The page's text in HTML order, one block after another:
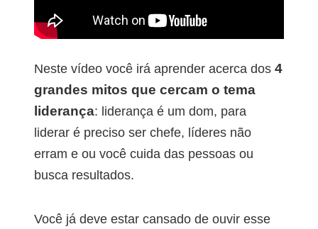
Neste vídeo você irá aprender acerca dos 4
grandes mitos que cercam o tema
liderança: liderança é um dom, para
liderar é preciso ser chefe, líderes não
erram e ou você cuida das pessoas ou
busca resultados.
Você já deve estar cansado de ouvir esse